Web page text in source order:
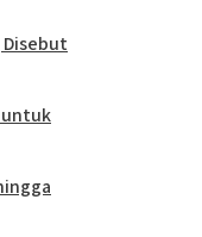
Disebut
untuk